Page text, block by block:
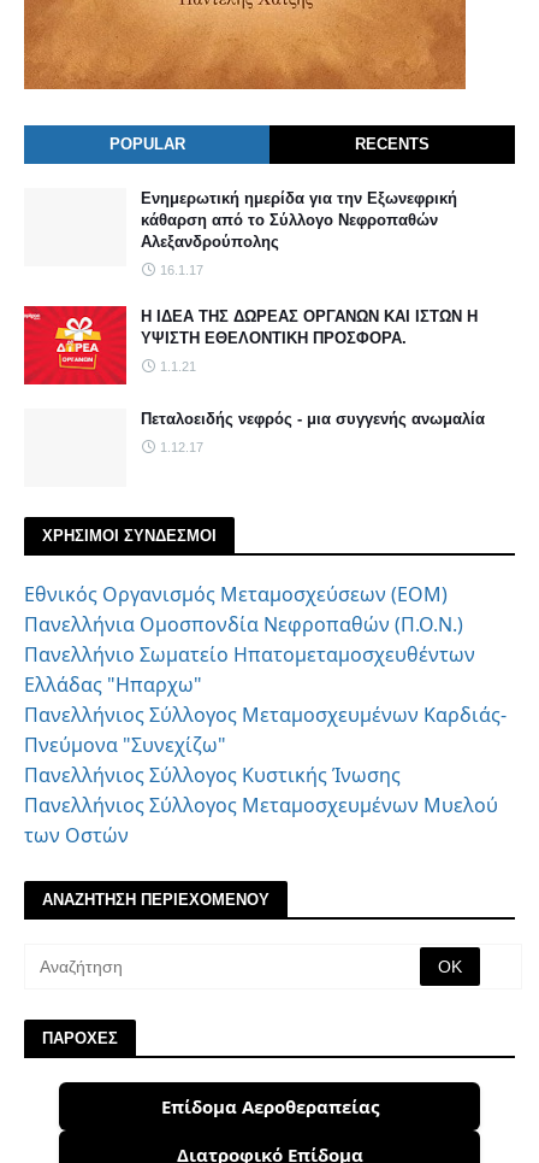
POPULAR RECENTS
Ενημερωτική ημερίδα για την Εξωνεφρική
κάθαρση από το Σύλλογο Νεφροπαθών
Αλεξανδρούπολης
16.1.17
Η ΙΔΕΑ ΤΗΣ ΔΩΡΕΑΣ ΟΡΓΑΝΩΝ ΚΑΙ ΙΣΤΩΝ Η
ΥΨΙΣΤΗ ΕΘΕΛΟΝΤΙΚΗ ΠΡΟΣΦΟΡΑ.
1.1.21
Πεταλοειδής νεφρός - μια συγγενής ανωμαλία
1.12.17
ΧΡΗΣΙΜΟΙ ΣΥΝΔΕΣΜΟΙ
Εθνικός Οργανισμός Μεταμοσχεύσεων (ΕΟΜ)
Πανελλήνια Ομοσπονδία Νεφροπαθών (Π.Ο.Ν.)
Πανελλήνιο Σωματείο Ηπατομεταμοσχευθέντων
Ελλάδας "Ηπαρχω"
Πανελλήνιος Σύλλογος Μεταμοσχευμένων Καρδιάς-
Πνεύμονα "Συνεχίζω"
Πανελλήνιος Σύλλογος Κυστικής Ίνωσης
Πανελλήνιος Σύλλογος Μεταμοσχευμένων Μυελού
των Οστών
ΑΝΑΖΗΤΗΣΗ ΠΕΡΙΕΧΟΜΕΝΟΥ
ΠΑΡΟΧΕΣ
Επίδομα Αεροθεραπείας
Διατροφικό Επίδομα